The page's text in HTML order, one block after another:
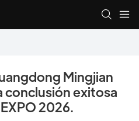
Mingjian
conclusión exitosa
2026.